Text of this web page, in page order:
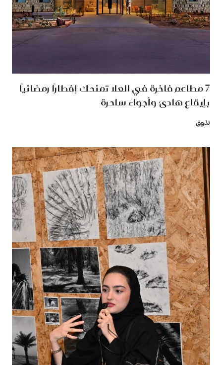
7 مطاعم فاخرة في العلا تمنحك إفطارًا رمضانيًا
بإيقاع هادئ وأجواء ساحرة
تذوق